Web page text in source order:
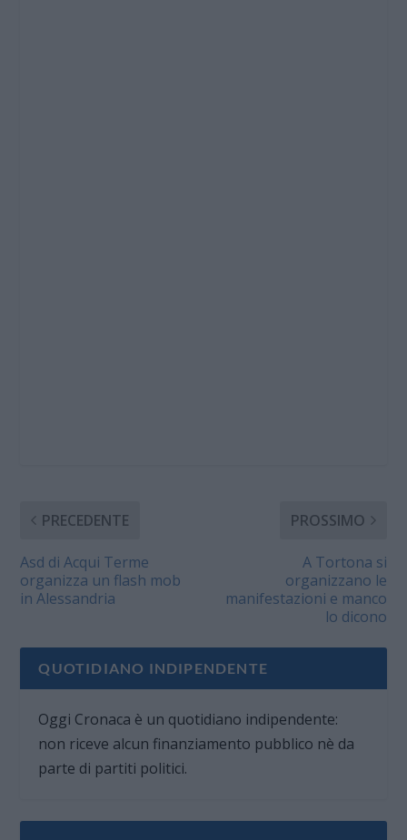
PRECEDENTE
Asd di Acqui Terme
organizza un flash mob
in Alessandria
PROSSIMO
A Tortona si
organizzano le
manifestazioni e manco
lo dicono
QUOTIDIANO INDIPENDENTE
Oggi Cronaca è un quotidiano indipendente:
non riceve alcun finanziamento pubblico nè da
parte di partiti politici.